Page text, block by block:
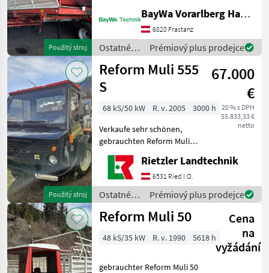
Použitý stroj
Radstand, sofort
einsatzbereit. Ostatné
poľnohospodárske silové
stroje Transporter a
motorové a
BayWa Vorarlberg HandelsGmbH BayWa Technik
6820 Frastanz
Ostatné
poľnohospodárske
silové
stroje /
Reform
Prémiový plus prodejce
Použitý stroj
Reform Muli 555
S
67.000
€
20 % s DPH
55.833,33 €
netto
68 kS/50 kW R. v. 2005
3000 h
Verkaufe sehr schönen,
gebrauchten Reform Muli
555 S mit ca. 3.000
Betriebsstunden mit
gültigen Gutachten mit
Reform Ladewagen mit 4
Messer ohne
Rückfahrkamera
Rietzler Landtechnik
6531 Ried I.O.
Ostatné
poľnohospodárske
silové
Reform
Prémiový plus prodejce
Reform Muli 50
Cena
na
vyžádání
48 kS/35 kW R. v. 1990 5618 h
gebrauchter Reform Muli 50